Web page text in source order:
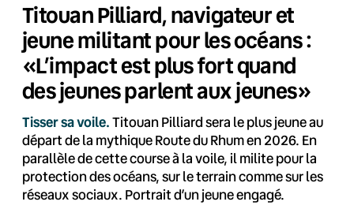
Titouan Pilliard, navigateur et
jeune militant pour les océans :
«L’impact est plus fort quand
des jeunes parlent aux jeunes»
Tisser sa voile.Titouan Pilliard sera le plus jeune au
départ de la mythique Route du Rhum en 2026. En
parallèle de cette course à la voile, il milite pour la
protection des océans, sur le terrain comme sur les
réseaux sociaux. Portrait d’un jeune engagé.